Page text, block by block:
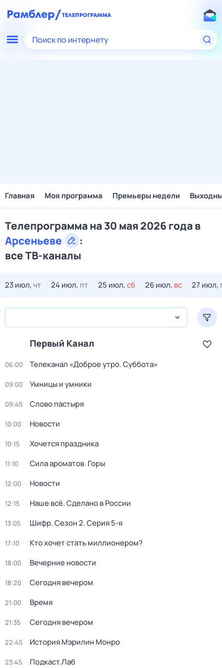
Поиск по интернету
Главная Моя программа Премьеры недели
Телепрограмма на 30 мая 2026 года в
Арсеньеве
:
все ТВ-каналы
23 июл,чт 24 июл, пт 25 июл,сб 26 июл, вс 27 июл,
Первый Канал
06:00 Телеканал «Доброе утро. Суббота»
09:00 Умницы и умники
09:45 Слово пастыря
10:00 Новости
10:15 Хочется праздника
11:10 Сила ароматов. Горы
12:00 Новости
12:15 Наше всё. Сделано в России
13:05 Шифр. Сезон 2. Серия 5-я
17:10 Кто хочет стать миллионером?
18:00 Вечерние новости
18:20 Сегодня вечером
21:00 Время
21:35 Сегодня вечером
22:45 История Мэрилин Монро
23:45 Подкаст.Лаб